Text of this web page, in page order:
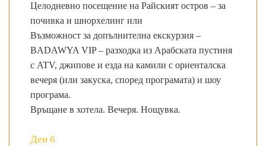
Целодневно посещение на Райският остров – за
почивка и шнорхелинг или
Възможност за допълнителна екскурзия –
BADAWYA VIP – разходка из Арабската пустиня
с ATV, джипове и езда на камили с ориенталска
вечеря (или закуска, според програмата) и шоу
програма.
Връщане в хотела. Вечеря. Нощувка.
Ден 6